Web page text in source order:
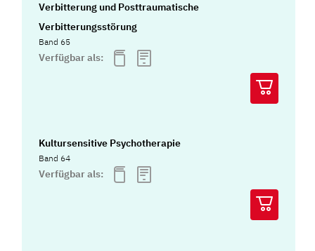
Verbitterung und Posttraumatische
Verbitterungsstörung
Band 65
Verfügbar als:
Kultursensitive Psychotherapie
Band 64
Verfügbar als: